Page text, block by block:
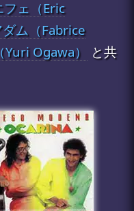
ェ（Eric
ム（Fabrice
Ogawa）
と共